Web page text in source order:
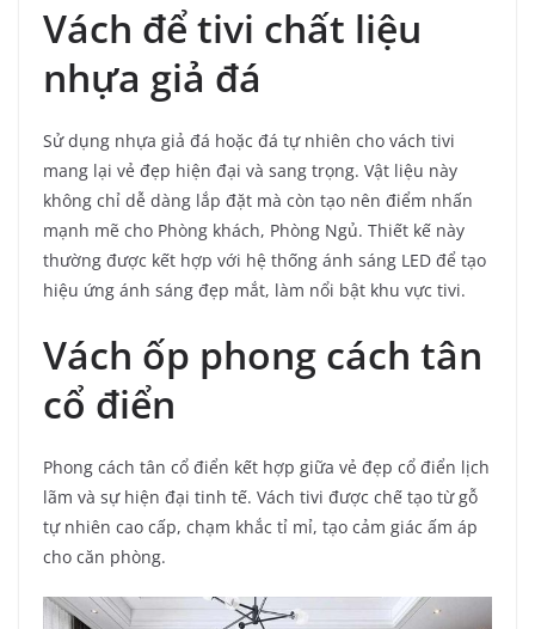
Vách để tivi chất liệu
nhựa giả đá
Sử dụng nhựa giả đá hoặc đá tự nhiên cho vách tivi
mang lại vẻ đẹp hiện đại và sang trọng. Vật liệu này
không chỉ dễ dàng lắp đặt mà còn tạo nên điểm nhấn
mạnh mẽ cho Phòng khách, Phòng Ngủ. Thiết kế này
thường được kết hợp với hệ thống ánh sáng LED để tạo
hiệu ứng ánh sáng đẹp mắt, làm nổi bật khu vực tivi.
Vách ốp phong cách tân
cổ điển
Phong cách tân cổ điển kết hợp giữa vẻ đẹp cổ điển lịch
lãm và sự hiện đại tinh tế. Vách tivi được chế tạo từ gỗ
tự nhiên cao cấp, chạm khắc tỉ mỉ, tạo cảm giác ấm áp
cho căn phòng.